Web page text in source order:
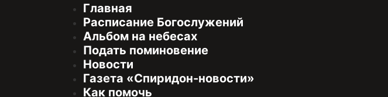
Главная
Расписание Богослужений
Альбом на небесах
Подать поминовение
Новости
Газета «Спиридон-новости»
Как помочь